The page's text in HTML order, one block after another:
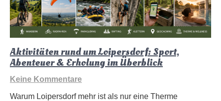
Aktivitäten rund um Loipersdorf: Sport,
Abenteuer & Erholung im Überblick
Keine Kommentare
Warum Loipersdorf mehr ist als nur eine Therme